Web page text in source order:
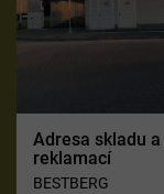
Adresa skladu a
reklamací
BESTBERG